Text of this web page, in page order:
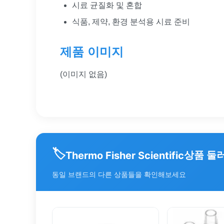
시료 균질화 및 혼합
식품, 제약, 환경 분석용 시료 준비
제품 이미지
(이미지 없음)
🏷️Thermo Fisher Scientific상품 둘
동일 브랜드의 다른 상품들을 확인해보세요